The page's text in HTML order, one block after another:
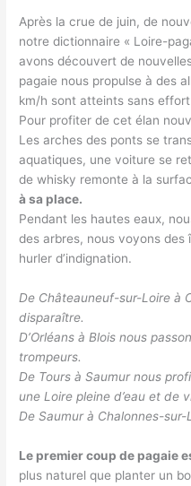
Après la crue de juin, de
notre dictionnaire « Loire-
avons découvert de
pagaie nous propulse à des
km/h sont atteints sans effort
Pour profiter de cet élan
Les arches des ponts se
aquatiques, une voiture se
de whisky remonte à la
à sa place.
Pendant les hautes eaux,
des arbres, nous voyons
hurler d’indignation.
De Châteauneuf-sur-Loire à
disparaître.
D’Orléans à Blois nous
trompeurs.
De Tours à Saumur nous
une Loire pleine d’eau et de
De Saumur à Chalonnes-
Le premier coup de pagaie
plus naturel que planter un